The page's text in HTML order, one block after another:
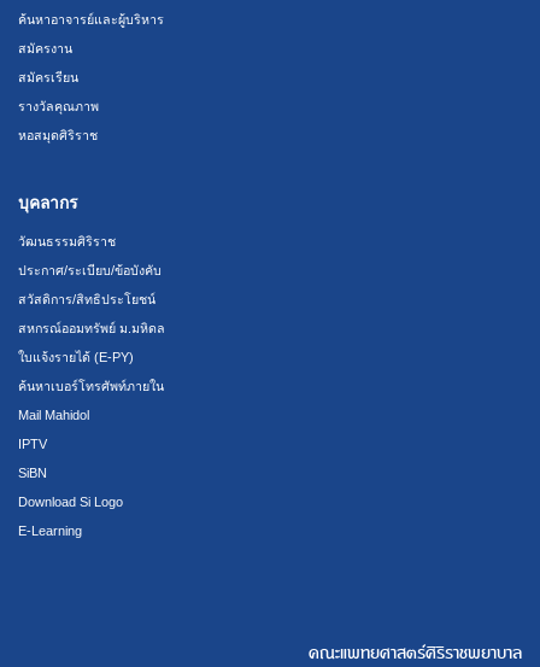
ค้นหาอาจารย์และผู้บริหาร
สมัครงาน
สมัครเรียน
รางวัลคุณภาพ
หอสมุดศิริราช
บุคลากร
วัฒนธรรมศิริราช
ประกาศ/ระเบียบ/ข้อบังคับ
สวัสดิการ/สิทธิประโยชน์
สหกรณ์ออมทรัพย์ ม.มหิดล
ใบแจ้งรายได้ (E-PY)
ค้นหาเบอร์โทรศัพท์ภายใน
Mail Mahidol
IPTV
SiBN
Download Si Logo
E-Learning
คณะแพทยศาสตร์ศิริราชพยาบาล